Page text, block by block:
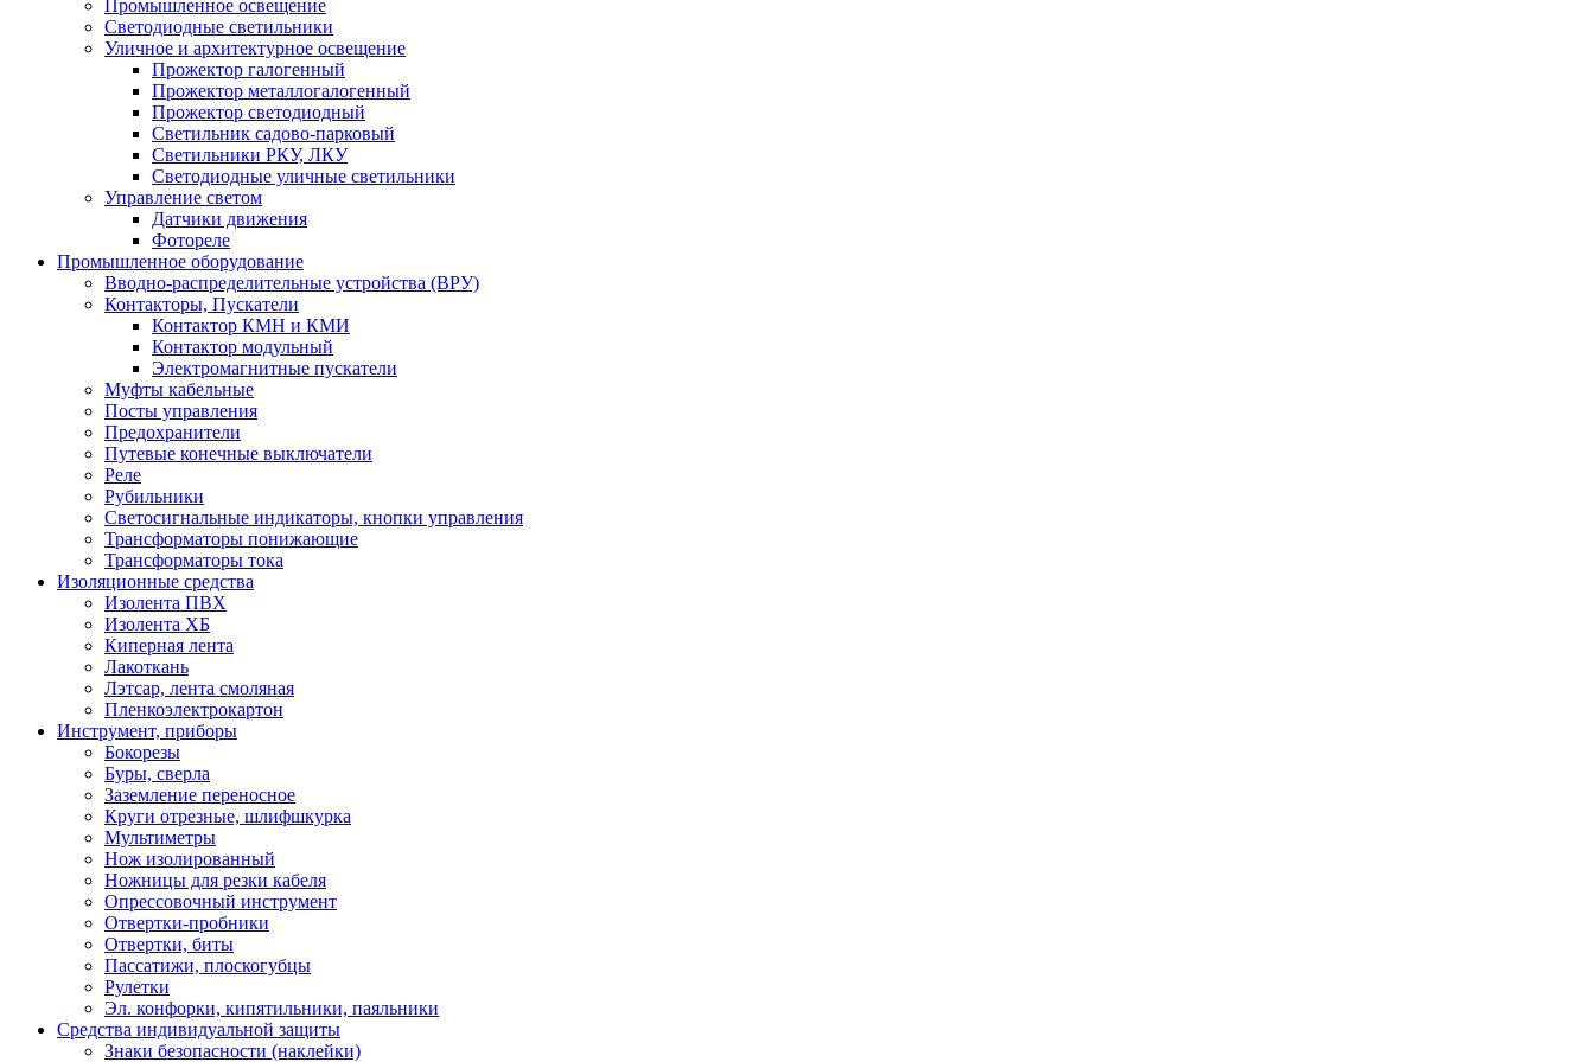
Промышленное освещение
Светодиодные светильники
Уличное и архитектурное освещение
Прожектор галогенный
Прожектор металлогалогенный
Прожектор светодиодный
Светильник садово-парковый
Светильники РКУ, ЛКУ
Светодиодные уличные светильники
Управление светом
Датчики движения
Фотореле
Промышленное оборудование
Вводно-распределительные устройства (ВРУ)
Контакторы, Пускатели
Контактор КМН и КМИ
Контактор модульный
Электромагнитные пускатели
Муфты кабельные
Посты управления
Предохранители
Путевые конечные выключатели
Реле
Рубильники
Светосигнальные индикаторы, кнопки управления
Трансформаторы понижающие
Трансформаторы тока
Изоляционные средства
Изолента ПВХ
Изолента ХБ
Киперная лента
Лакоткань
Лэтсар, лента смоляная
Пленкоэлектрокартон
Инструмент, приборы
Бокорезы
Буры, сверла
Заземление переносное
Круги отрезные, шлифшкурка
Мультиметры
Нож изолированный
Ножницы для резки кабеля
Опрессовочный инструмент
Отвертки-пробники
Отвертки, биты
Пассатижи, плоскогубцы
Рулетки
Эл. конфорки, кипятильники, паяльники
Средства индивидуальной защиты
Знаки безопасности (наклейки)